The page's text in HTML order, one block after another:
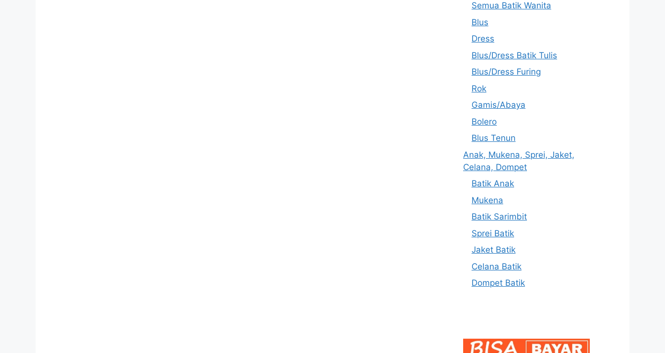
Semua Batik Wanita
Blus
Dress
Blus/Dress Batik Tulis
Blus/Dress Furing
Rok
Gamis/Abaya
Bolero
Blus Tenun
Anak, Mukena, Sprei, Jaket,
Celana, Dompet
Batik Anak
Mukena
Batik Sarimbit
Sprei Batik
Jaket Batik
Celana Batik
Dompet Batik